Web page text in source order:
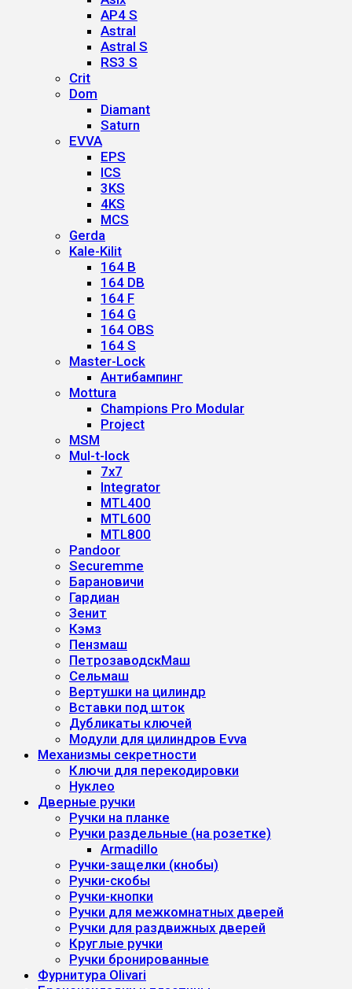
AP4 S
Astral
Astral S
RS3 S
Crit
Dom
Diamant
Saturn
EVVA
EPS
ICS
3KS
4KS
MCS
Gerda
Kale-Kilit
164 B
164 DB
164 F
164 G
164 OBS
164 S
Master-Lock
Антибампинг
Mottura
Champions Pro Modular
Project
MSM
Mul-t-lock
7x7
Integrator
MTL400
MTL600
MTL800
Pandoor
Securemme
Барановичи
Гардиан
Зенит
Кэмз
Пензмаш
ПетрозаводскМаш
Сельмаш
Вертушки на цилиндр
Вставки под шток
Дубликаты ключей
Модули для цилиндров Evva
Механизмы секретности
Ключи для перекодировки
Нуклео
Дверные ручки
Ручки на планке
Ручки раздельные (на розетке)
Armadillo
Ручки-защелки (кнобы)
Ручки-скобы
Ручки-кнопки
Ручки для межкомнатных дверей
Ручки для раздвижных дверей
Круглые ручки
Ручки бронированные
Фурнитура Olivari